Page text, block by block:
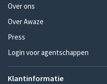
Over ons
Over Awaze
Press
Login voor agentschappen
Klantinformatie